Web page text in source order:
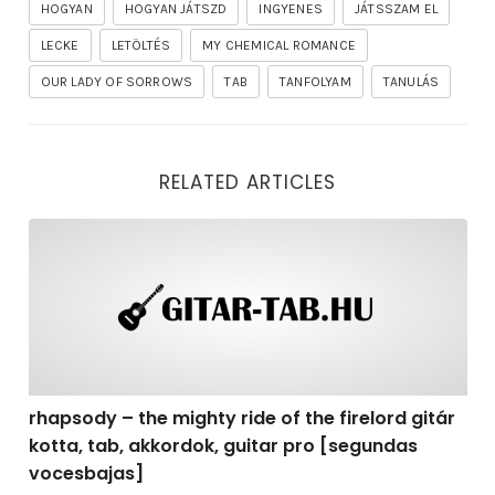
HOGYAN HOGYAN JÁTSZD INGYENES JÁTSSZAM EL
LECKE LETÖLTÉS MY CHEMICAL ROMANCE
OUR LADY OF SORROWS TAB TANFOLYAM TANULÁS
RELATED ARTICLES
rhapsody – the mighty ride of the firelord gitár
kotta, tab, akkordok, guitar pro [segundas
vocesbajas]